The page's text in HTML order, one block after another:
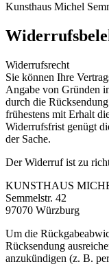
Kunsthaus Michel
Widerrufsrecht
Sie können Ihre
Angabe von Gründen
durch die
frühestens mit Erhalt
Widerrufsfrist genügt
der Sache.
Der Widerruf ist zu
KUNSTHAUS
Semmelstr. 42
97070 Würzburg
Um die
Rücksendung
anzukündigen (z. B.